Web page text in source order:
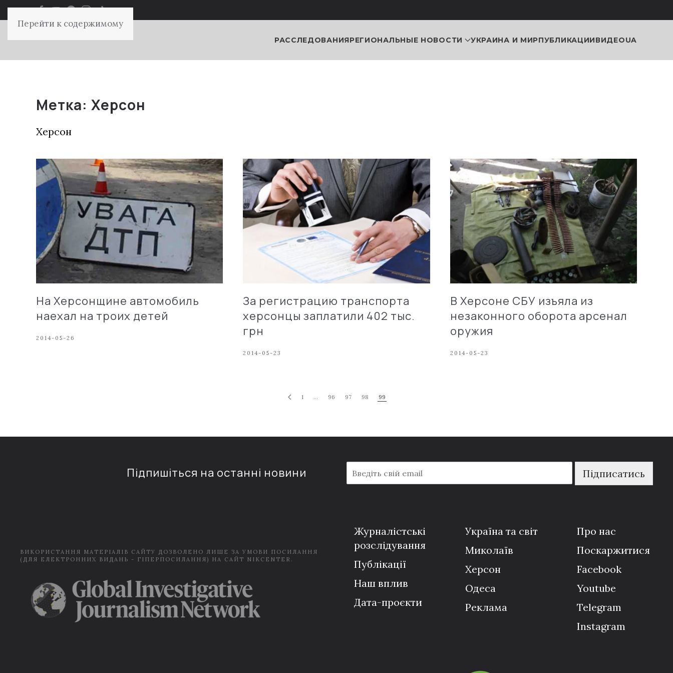
Перейти к содержимому
РАССЛЕДОВАНИЯРЕГИОНАЛЬНЫЕ НОВОСТИ УКРАИНА И МИРПУБЛИКАЦИИВИДЕОUA
Метка: Херсон
Херсон
На Херсонщине автомобиль
наехал на троих детей
2014-05-26
За регистрацию транспорта
херсонцы заплатили 402 тыс.
грн
2014-05-23
В Херсоне СБУ изъяла из
незаконного оборота арсенал
оружия
2014-05-23
1 … 96 97 98 99
Підпишіться на останні новини
m
a
Підписатись
ВИКОРИСТАННЯ МАТЕРІАЛІВ САЙТУ ДОЗВОЛЕНО ЛИШЕ ЗА УМОВИ ПОСИЛАННЯ
(ДЛЯ ЕЛЕКТРОННИХ ВИДАНЬ - ГІПЕРПОСИЛАННЯ) НА САЙТ NIKCENTER.
Журналістські
розслідування
Публікації
Наш вплив
Дата-проєкти
Україна та світ
Миколаїв
Херсон
Одеса
Реклама
Про нас
Поскаржитися
Facebook
Youtube
Telegram
Instagram